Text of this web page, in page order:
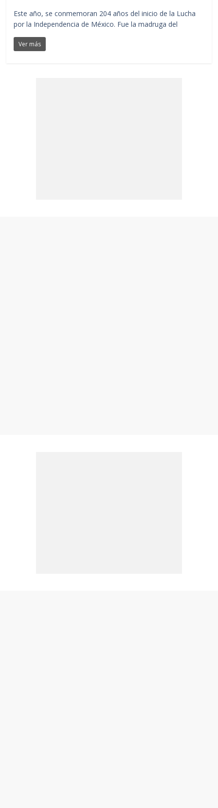
Este año, se conmemoran 204 años del inicio de la Lucha
por la Independencia de México. Fue la madruga del
Ver más